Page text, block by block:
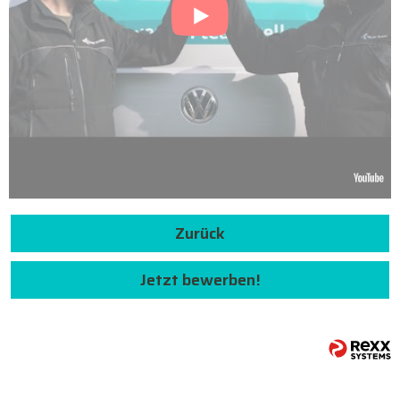
Zurück
Jetzt bewerben!